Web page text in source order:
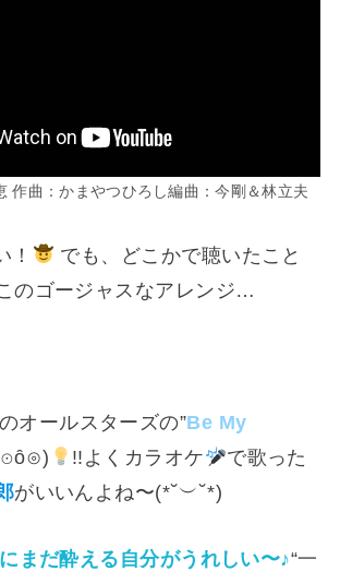
作曲：かまやつひろし編曲：今剛＆林立夫
！
でも、どこかで聴いたこと
のゴージャスなアレンジ…
オールスターズの”Be My
!!よくカラオケ
で歌った
がいいんよね〜(⁠*⁠˘⁠︶⁠˘⁠*⁠)⁠
まだ酔える自分がうれしい〜♪“一